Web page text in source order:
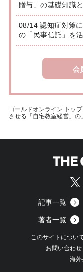
贈与」の基礎知識
08/14 認知症対策
の「民事信託」を
会
ゴールドオンライン トップ
させる「自宅教室経営」の
記事一覧
著者一覧
このサイトについ
お問い合わせ
海外